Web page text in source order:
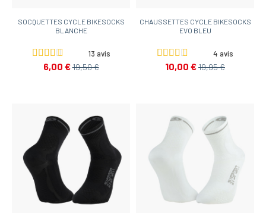
SOCQUETTES CYCLE BIKESOCKS
BLANCHE
13 avis
6,00 €19,50 €
CHAUSSETTES CYCLE BIKESOCKS
EVO BLEU
4 avis
10,00 €19,95 €